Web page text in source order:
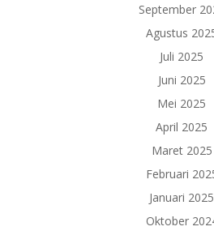
September
Agustus
Juli 2025
Juni 2025
Mei 2025
April 2025
Maret 2025
Februari
Januari 2025
Oktober